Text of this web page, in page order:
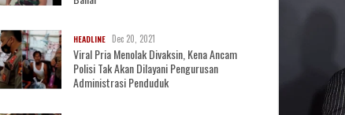
HEADLINE Dec 20, 2021
Viral Pria Menolak Divaksin, Kena Ancam
Polisi Tak Akan Dilayani Pengurusan
Administrasi Penduduk